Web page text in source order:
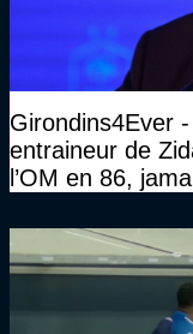
Girondins4Ever
entraineur de
l’OM en 86,